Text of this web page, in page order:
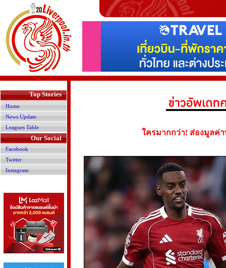
Top Stories
Home
News Update
Leagues Table
Our Social
Facebook
Twitter
Instagram
ใครมากกว่า! ส่องมูลค่